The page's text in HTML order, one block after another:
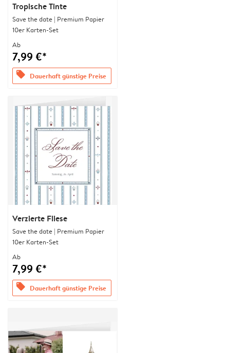
Tropische Tinte
Save the date | Premium Papier
10er Karten-Set
Ab
7,99 €*
offers Dauerhaft günstige Preise
Verzierte Fliese
Save the date | Premium Papier
10er Karten-Set
Ab
7,99 €*
offers Dauerhaft günstige Preise